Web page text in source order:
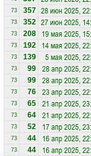
73 357 28 июн 2025,
73 352 27 июн 2025,
73 208 19 мая 2025,
73 192 14 мая 2025,
73 139 5 мая 2025,
73 99 28 апр 2025,
73 99 28 апр 2025,
73 76 23 апр 2025,
73 65 21 апр 2025,
73 64 21 апр 2025,
73 52 17 апр 2025,
73 44 16 апр 2025,
73 44 16 апр 2025,